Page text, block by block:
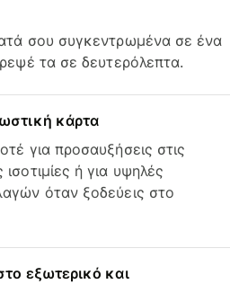
σου συγκεντρωμένα σε ένα
τα σε δευτερόλεπτα.
κάρτα
για προσαυξήσεις στις
ή για υψηλές
όταν ξοδεύεις στο
εξωτερικό και